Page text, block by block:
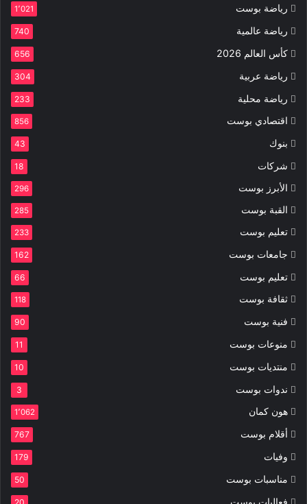
رياضة بوست 1٬021
رياضة عالمية 740
كأس العالم 2026 656
رياضة عربية 304
رياضة محلية 233
اقتصادي بوست 856
بنوك 43
شركات 18
الأبرز بوست 296
القبة بوست 285
تعليم بوست 233
جامعات بوست 162
تعليم بوست 66
ثقافة بوست 118
فنية بوست 90
منوعات بوست 11
منتديات بوست 10
ندوات بوست 3
هون كمان 1٬062
أقلام بوست 767
وفيات 179
مناسبات بوست 50
فعاليات بوست